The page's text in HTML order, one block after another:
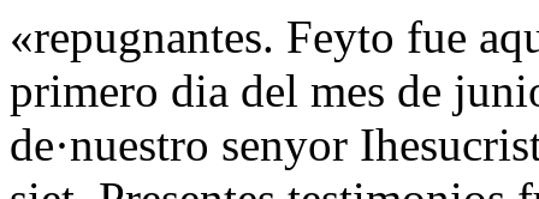
«repugnantes. Feyto fue
primero dia del mes de
de·nuestro senyor